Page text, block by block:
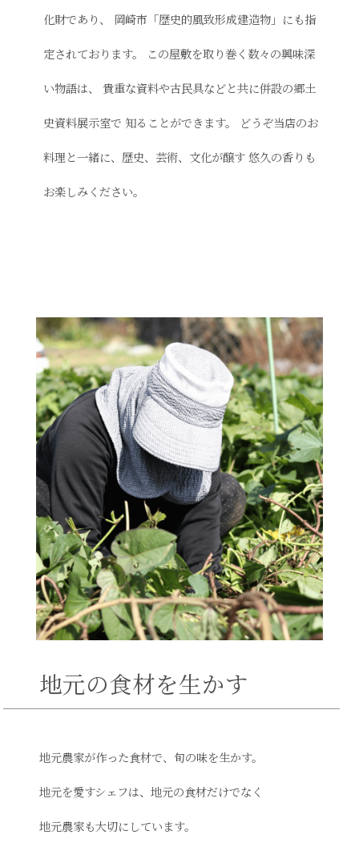
化財であり、 岡崎市「歴史的風致形成建造物」にも指
定されております。 この屋敷を取り巻く数々の興味深
い物語は、 貴重な資料や古民具などと共に併設の郷土
史資料展示室で 知ることができます。 どうぞ当店のお
料理と一緒に、歴史、芸術、文化が醸す 悠久の香りも
お楽しみください。
地元の食材を生かす
地元農家が作った食材で、旬の味を生かす。
地元を愛すシェフは、地元の食材だけでなく
地元農家も大切にしています。